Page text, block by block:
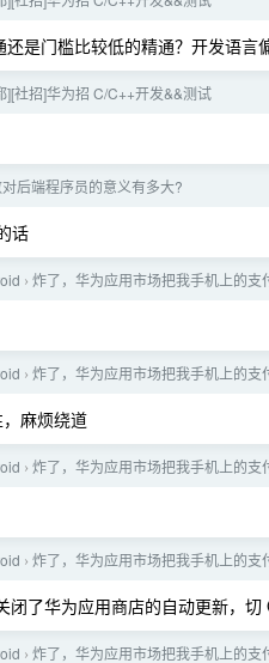
还是门槛比较低的精通？开发语言
][社招]华为招 C/C++开发&&测试
后端程序员的意义有多大?
话
› 炸了，华为应用市场把我手机上的支
› 炸了，华为应用市场把我手机上的支
麻烦绕道
› 炸了，华为应用市场把我手机上的支
› 炸了，华为应用市场把我手机上的支
闭了华为应用商店的自动更新，切
› 炸了，华为应用市场把我手机上的支